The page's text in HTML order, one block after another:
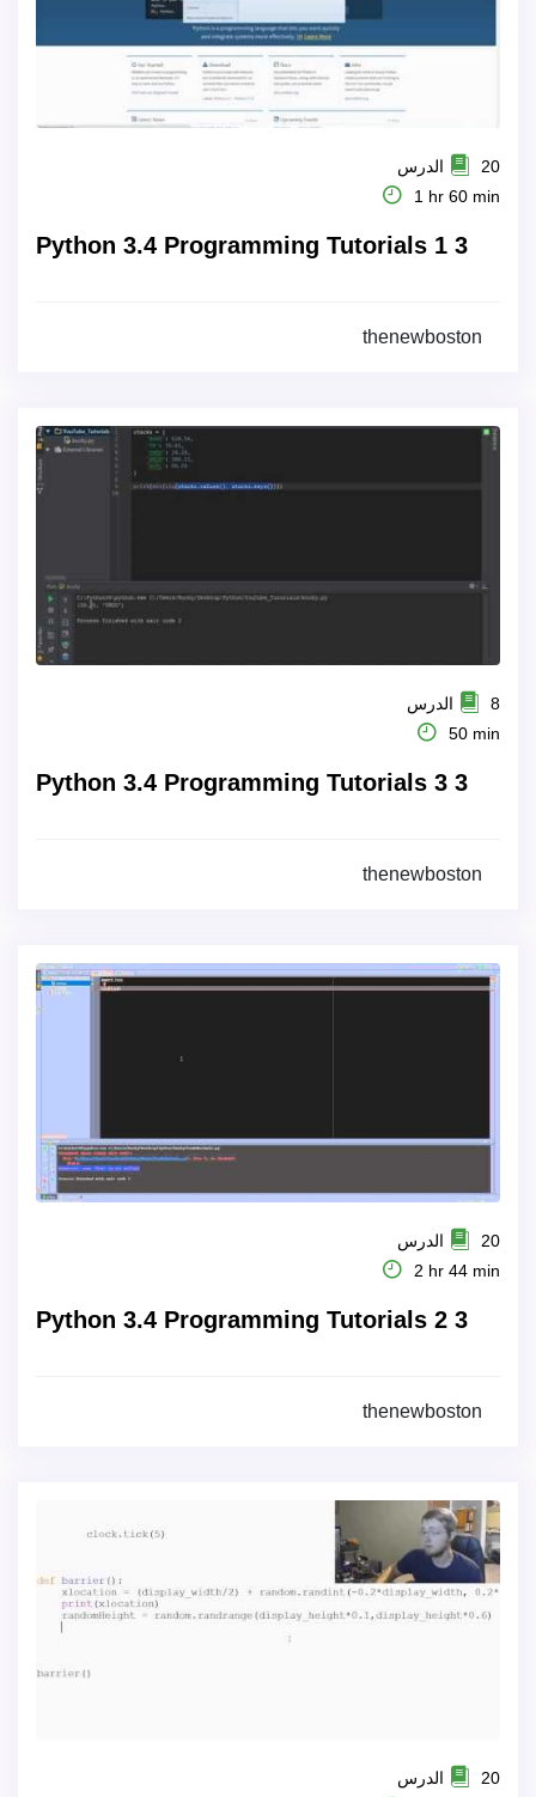
20 الدرس
1 hr 60 min
Python 3.4 Programming Tutorials 1 3
thenewboston
8 الدرس
50 min
Python 3.4 Programming Tutorials 3 3
thenewboston
20 الدرس
2 hr 44 min
Python 3.4 Programming Tutorials 2 3
thenewboston
20 الدرس